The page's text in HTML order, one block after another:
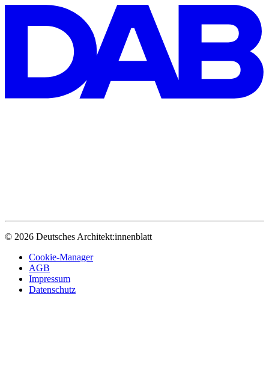
© 2026 Deutsches Architekt:innenblatt
Cookie-Manager
AGB
Impressum
Datenschutz